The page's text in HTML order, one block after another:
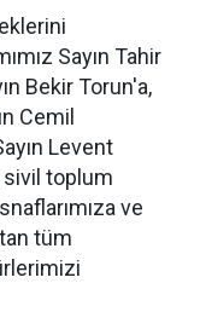
Sayın Tahir
Bekir Torun'a,
Cemil
Levent
toplum
ve
tüm